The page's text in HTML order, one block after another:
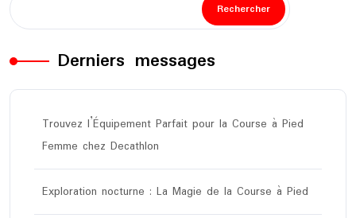
Rechercher
Derniers messages
Trouvez l’Équipement Parfait pour la Course à Pied
Femme chez Decathlon
Exploration nocturne : La Magie de la Course à Pied